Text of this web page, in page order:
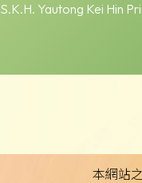
S.K.H. Yautong Kei Hin
本網站